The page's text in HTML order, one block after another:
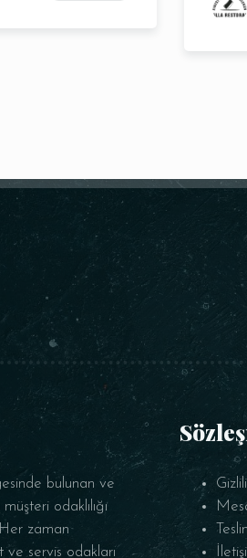
bulunan ve
odaklılığı
zaman
ve servis odakları